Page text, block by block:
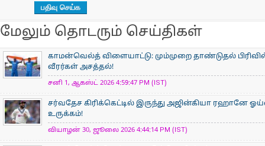
மேலும் தொடரும் செய்திகள்
காமன்வெல்த் விளையாட்டு: மும்முறை தாண்டுதல்
வீரர்கள் அசத்தல்!
சனி 1, ஆகஸ்ட் 2026 4:59:47 PM (IST)
சர்வதேச கிரிக்கெட்டில் இருந்து அஜின்கியா ரஹானே
உருக்கம்!
வியாழன் 30, ஜூலை 2026 4:44:14 PM (IST)